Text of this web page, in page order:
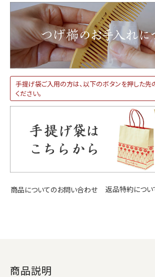
手提げ袋ご入用の方は、以下のボタンを押した
ください。
商品についてのお問い合わせ 返品特約につい
商品説明